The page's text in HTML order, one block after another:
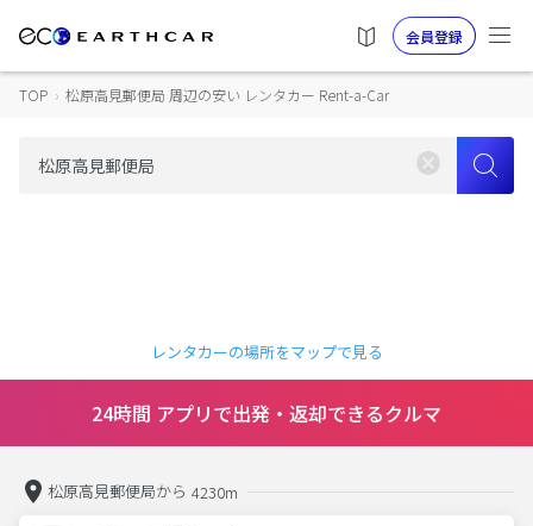
会員登録
TOP › 松原高見郵便局 周辺の安い レンタカー Rent-a-Car
レンタカーの場所をマップで見る
24時間 アプリで出発・返却できるクルマ
松原高見郵便局から 4230m